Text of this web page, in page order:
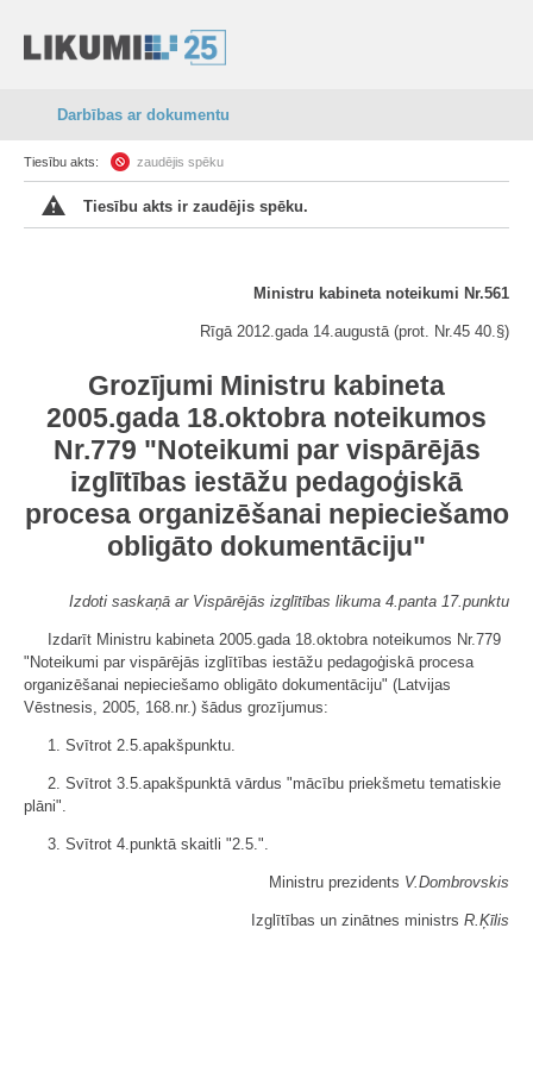
Darbības ar dokumentu
Tiesību akts: zaudējis spēku
Tiesību akts ir zaudējis spēku.
Ministru kabineta noteikumi Nr.561
Rīgā 2012.gada 14.augustā (prot. Nr.45 40.§)
Grozījumi Ministru kabineta
2005.gada 18.oktobra noteikumos
Nr.779 "Noteikumi par vispārējās
izglītības iestāžu pedagoģiskā
procesa organizēšanai nepieciešamo
obligāto dokumentāciju"
Izdoti saskaņā ar Vispārējās izglītības likuma 4.panta 17.punktu
Izdarīt Ministru kabineta 2005.gada 18.oktobra noteikumos Nr.779
"Noteikumi par vispārējās izglītības iestāžu pedagoģiskā procesa
organizēšanai nepieciešamo obligāto dokumentāciju" (Latvijas
Vēstnesis, 2005, 168.nr.) šādus grozījumus:
1. Svītrot 2.5.apakšpunktu.
2. Svītrot 3.5.apakšpunktā vārdus "mācību priekšmetu tematiskie
plāni".
3. Svītrot 4.punktā skaitli "2.5.".
Ministru prezidents V.Dombrovskis
Izglītības un zinātnes ministrs R.Ķīlis